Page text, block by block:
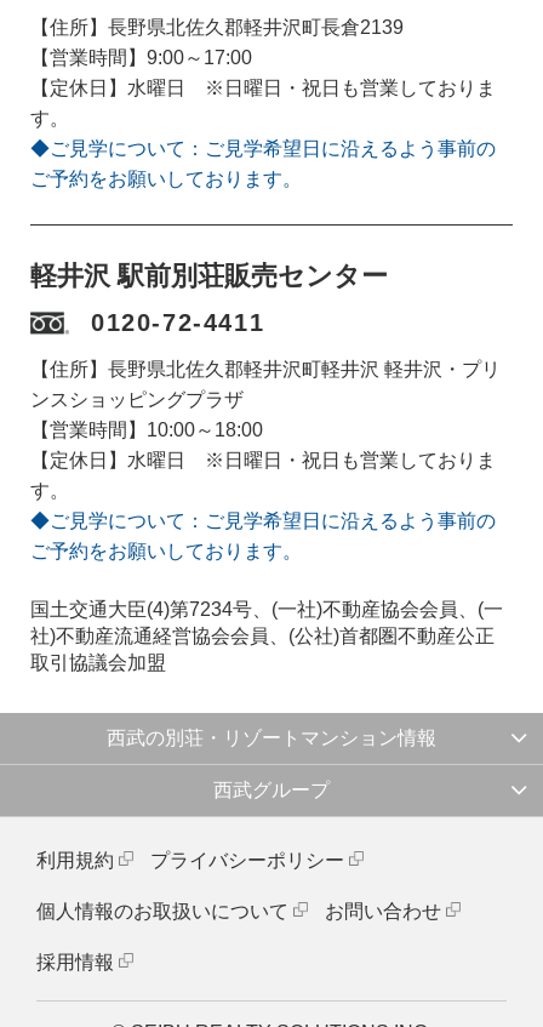
【住所】長野県北佐久郡軽井沢町長倉2139
【営業時間】9:00～17:00
【定休日】水曜日 ※日曜日・祝日も営業しておりま
す。
◆ご見学について：ご見学希望日に沿えるよう事前の
ご予約をお願いしております。
軽井沢 駅前別荘販売センター
0120-72-4411
【住所】長野県北佐久郡軽井沢町軽井沢 軽井沢・プリ
ンスショッピングプラザ
【営業時間】10:00～18:00
【定休日】水曜日 ※日曜日・祝日も営業しておりま
す。
◆ご見学について：ご見学希望日に沿えるよう事前の
ご予約をお願いしております。
国土交通大臣(4)第7234号、(一社)不動産協会会員、(一
社)不動産流通経営協会会員、(公社)首都圏不動産公正
取引協議会加盟
西武の別荘・リゾートマンション情報
西武グループ
利用規約 プライバシーポリシー
個人情報のお取扱いについて お問い合わせ
採用情報